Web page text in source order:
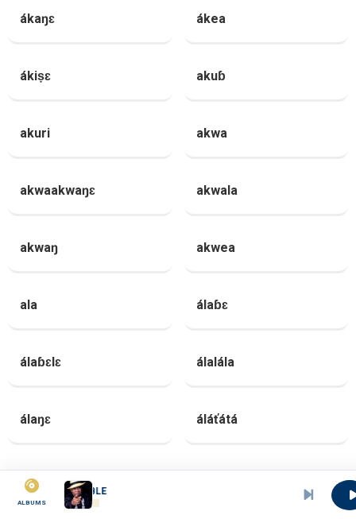
ALBUMS
EST CE VRAIMENT RAISONNABLE
ákaŋɛ ákea
ákiṣɛ akuɓ
akuri akwa
akwaakwaŋɛ akwala
akwaŋ akwea
ala álaɓɛ
álaɓɛlɛ álalála
álaŋɛ áláťátá
alea